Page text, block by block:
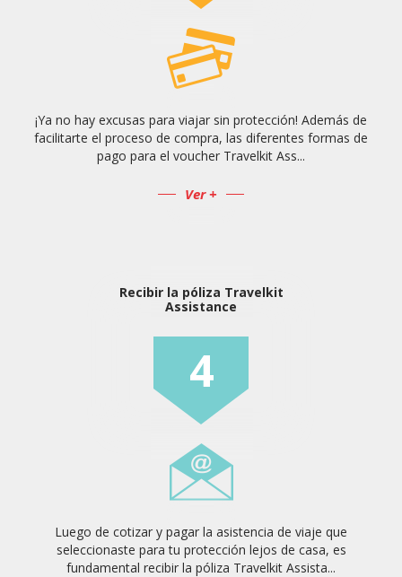
¡Ya no hay excusas para viajar sin protección! Además de
facilitarte el proceso de compra, las diferentes formas de
pago para el voucher Travelkit Ass...
Ver +
Recibir la póliza Travelkit
Assistance
4
Luego de cotizar y pagar la asistencia de viaje que
seleccionaste para tu protección lejos de casa, es
fundamental recibir la póliza Travelkit Assista...